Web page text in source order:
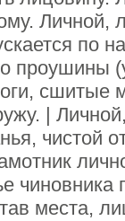
Личной,
по
проушины
сшитые
|
чистой
чиновника
места,